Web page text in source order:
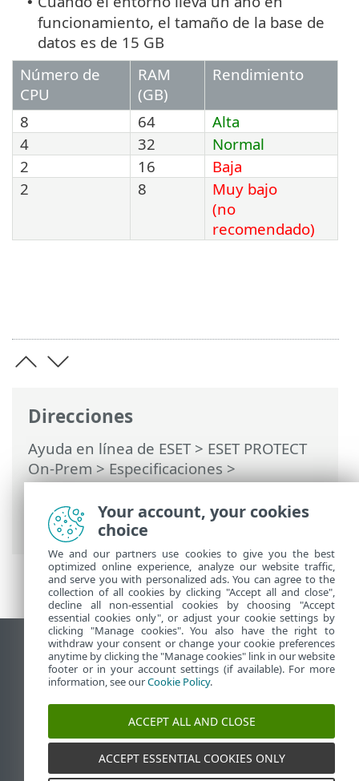
Direcciones
Ayuda en línea de ESET> ESET PROTECT
On-Prem>Especificaciones>
Dimensionamiento de hardware e
infraestructura > Implementación para
10.000 clientes
funcionamiento, el tamaño de la base de
datos es de 15 GB
Número de
CPU
RAM
(GB)
Rendimiento
8 64
Alta
4
32
Normal
2
16
Baja
2
8
Muy bajo
(no
recomendado)
Ver sitio para ordenador
End of Life
Base de conocimiento de ESET
ESET Status Portal
Soporte técnico regional
Your account, your cookies
choice
We and our partners use cookies to give you the best
optimized online experience, analyze our website traffic,
and serve you with personalized ads. You can agree to the
collection of all cookies by clicking "Accept all and close",
decline all non-essential cookies by choosing "Accept
essential cookies only", or adjust your cookie settings by
clicking "Manage cookies". You also have the right to
withdraw your consent or change your cookie preferences
anytime by clicking the "Manage cookies" link in our website
footer or in your account settings (if available). For more
information, see ourCookie Policy.
ACCEPT ALL AND CLOSE
ACCEPT ESSENTIAL COOKIES ONLY